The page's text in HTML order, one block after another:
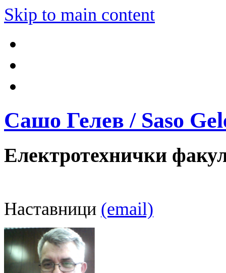
Skip to main content
Сашо Гелев / Saso
Електротехнички
Наставници (email)